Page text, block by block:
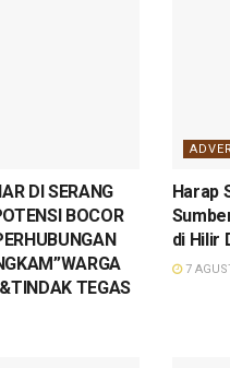
DI SERANG
BOCOR
TEGAS
Harap
di Hilir
7